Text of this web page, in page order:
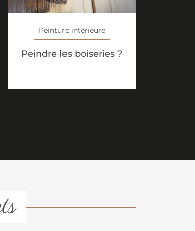
Peinture intérieure
Peindre les boiseries ?